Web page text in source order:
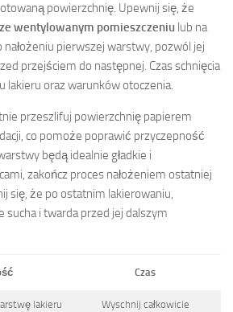
powierzchnię. Upewnij się, że
wentylowanym pomieszczeniu lub na
pierwszej warstwy, pozwól jej
przejściem do następnej. Czas schnięcia
lakieru oraz warunków otoczenia.
przeszlifuj powierzchnię papierem
co pomoże poprawić przyczepność
będą idealnie gładkie i
zakończ proces nałożeniem ostatniej
się, że po ostatnim lakierowaniu,
sucha i twarda przed jej dalszym
Czas
lakieru Wyschnij całkowicie